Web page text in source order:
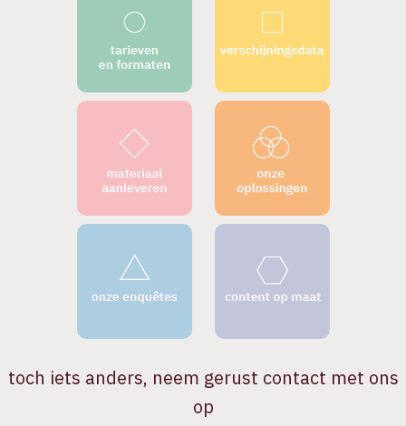
toch iets anders, neem gerust contact met ons
op